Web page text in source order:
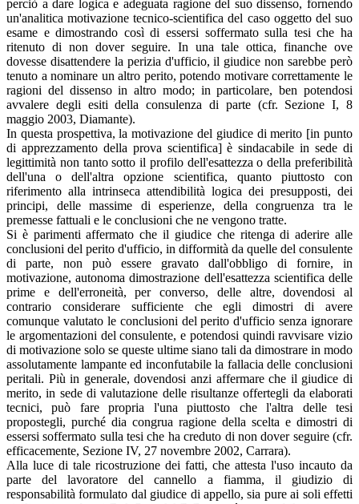
perciò a dare logica e adeguata ragione del suo dissenso, fornendo
un'analitica motivazione tecnico-scientifica del caso oggetto del suo
esame e dimostrando così di essersi soffermato sulla tesi che ha
ritenuto di non dover seguire. In una tale ottica, finanche ove
dovesse disattendere la perizia d'ufficio, il giudice non sarebbe però
tenuto a nominare un altro perito, potendo motivare correttamente le
ragioni del dissenso in altro modo; in particolare, ben potendosi
avvalere degli esiti della consulenza di parte (cfr. Sezione I, 8
maggio 2003, Diamante).
In questa prospettiva, la motivazione del giudice di merito [in punto
di apprezzamento della prova scientifica] è sindacabile in sede di
legittimità non tanto sotto il profilo dell'esattezza o della preferibilità
dell'una o dell'altra opzione scientifica, quanto piuttosto con
riferimento alla intrinseca attendibilità logica dei presupposti, dei
principi, delle massime di esperienze, della congruenza tra le
premesse fattuali e le conclusioni che ne vengono tratte.
Si è parimenti affermato che il giudice che ritenga di aderire alle
conclusioni del perito d'ufficio, in difformità da quelle del consulente
di parte, non può essere gravato dall'obbligo di fornire, in
motivazione, autonoma dimostrazione dell'esattezza scientifica delle
prime e dell'erroneità, per converso, delle altre, dovendosi al
contrario considerare sufficiente che egli dimostri di avere
comunque valutato le conclusioni del perito d'ufficio senza ignorare
le argomentazioni del consulente, e potendosi quindi ravvisare vizio
di motivazione solo se queste ultime siano tali da dimostrare in modo
assolutamente lampante ed inconfutabile la fallacia delle conclusioni
peritali. Più in generale, dovendosi anzi affermare che il giudice di
merito, in sede di valutazione delle risultanze offertegli da elaborati
tecnici, può fare propria l'una piuttosto che l'altra delle tesi
propostegli, purché dia congrua ragione della scelta e dimostri di
essersi soffermato sulla tesi che ha creduto di non dover seguire (cfr.
efficacemente, Sezione IV, 27 novembre 2002, Carrara).
Alla luce di tale ricostruzione dei fatti, che attesta l'uso incauto da
parte del lavoratore del cannello a fiamma, il giudizio di
responsabilità formulato dal giudice di appello, sia pure ai soli effetti